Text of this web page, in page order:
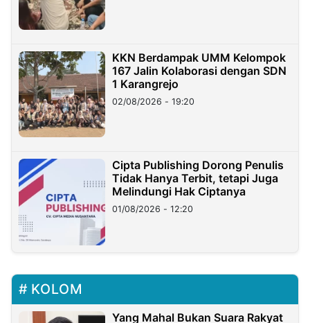
KKN Berdampak UMM Kelompok
167 Jalin Kolaborasi dengan SDN
1 Karangrejo
02/08/2026 - 19:20
Cipta Publishing Dorong Penulis
Tidak Hanya Terbit, tetapi Juga
Melindungi Hak Ciptanya
01/08/2026 - 12:20
KOLOM
Yang Mahal Bukan Suara Rakyat